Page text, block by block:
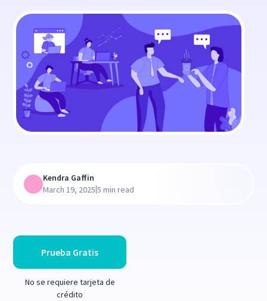
Prueba Gratis
No se requiere tarjeta de
crédito
Kendra Gaffin
March 19, 2025|5 min read